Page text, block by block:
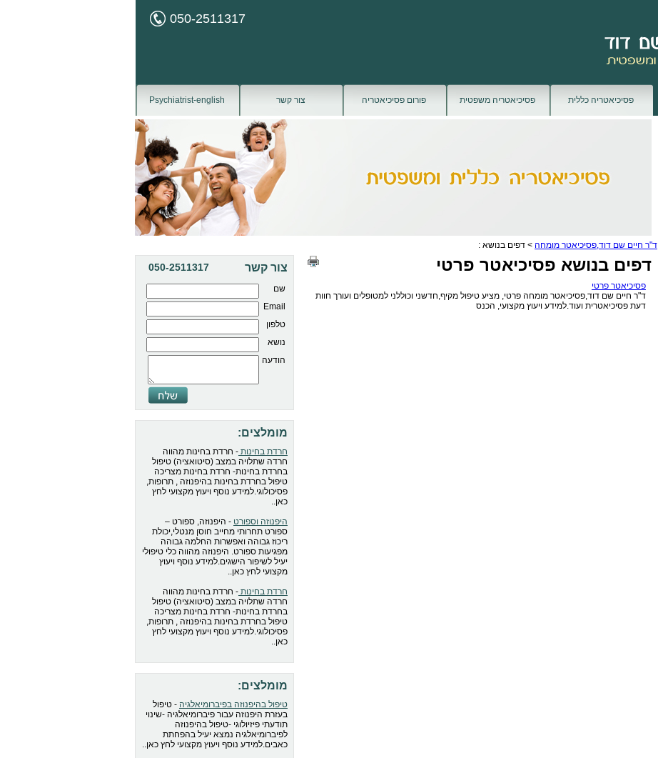
050-2511317
פסיכיאטריה כללית פסיכיאטריה משפטית פורום פסיכיאטריה צור קשר Psychiatrist-english
ד"ר חיים שם דוד,פסיכיאטר מומחה > דפים בנושא :
דפים בנושא פסיכיאטר פרטי
פסיכיאטר פרטי
ד"ר חיים שם דוד,פסיכיאטר מומחה פרטי, מציע טיפול מקיף,חדשני וכוללני למטופלים ועורך חוות
דעת פסיכיאטרית ועוד.למידע ויעוץ מקצועי, הכנס
050-2511317 צור קשר
שם
Email
טלפון
נושא
הודעה
מומלצים:
חרדת בחינות - חרדת בחינות מהווה
חרדה שתלויה במצב (סיטואציה) טיפול
בחרדת בחינות- חרדת בחינות מצריכה
טיפול בחרדת בחינות בהיפנוזה , תרופות,
פסיכולוגי.למידע נוסף ויעוץ מקצועי לחץ
כאן..
היפנוזה וספורט - היפנוזה, ספורט –
ספורט תחרותי מחייב חוסן מנטלי,יכולת
ריכוז גבוהה ואפשרות החלמה גבוהה
מפגיעות ספורט. היפנוזה מהווה כלי טיפולי
יעיל לשיפור הישגים.למידע נוסף ויעוץ
מקצועי לחץ כאן..
חרדת בחינות - חרדת בחינות מהווה
חרדה שתלויה במצב (סיטואציה) טיפול
בחרדת בחינות- חרדת בחינות מצריכה
טיפול בחרדת בחינות בהיפנוזה , תרופות,
פסיכולוגי.למידע נוסף ויעוץ מקצועי לחץ
כאן..
מומלצים:
טיפול בהיפנוזה בפיברומיאלגיה - טיפול
בעזרת היפנוזה עבור פיברומיאלגיה -שינוי
תודעתי פיזיולוגי -טיפול בהיפנוזה
לפיברומיאלגיה נמצא יעיל בהפחתת
כאבים.למידע נוסף ויעוץ מקצועי לחץ כאן..